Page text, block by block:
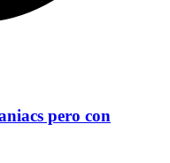
pero con